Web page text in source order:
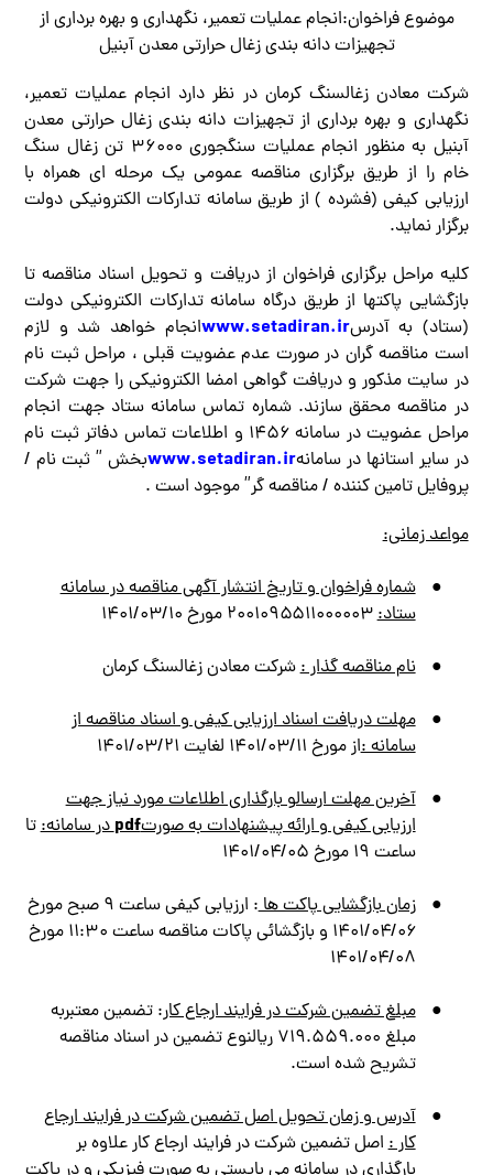
موضوع فراخوان:انجام عملیات تعمیر، نگهداری و بهره برداری از
تجهیزات دانه بندی زغال حرارتی معدن آبنیل
شركت معادن زغالسنگ كرمان در نظر دارد انجام عملیات تعمیر،
نگهداری و بهره برداری از تجهیزات دانه بندی زغال حرارتی معدن
آبنیل به منظور انجام عملیات سنگجوری ۳۶۰۰۰ تن زغال سنگ
خام را از طریق برگزاري مناقصه عمومي یک مرحله اي همراه با
ارزيابي كيفي (فشرده ) از طريق سامانه تدارکات الکترونیکی دولت
برگزار نماید.
کلیه مراحل برگزاری فراخوان از دریافت و تحویل اسناد مناقصه تا
بازگشایی پاکت­ها از طریق درگاه سامانه تدارکات الکترونیکی دولت
(ستاد) به آدرسwww.setadiran.irانجام خواهد شد و لازم
است مناقصه گران در صورت عدم عضويت قبلي ، مراحل ثبت نام
در سايت مذكور و دريافت گواهي امضا الكترونيكي را جهت شركت
در مناقصه محقق سازند. شماره تماس سامانه ستاد جهت انجام
مراحل عضويت در سامانه ۱۴۵۶ و اطلاعات تماس دفاتر ثبت نام
در ساير استانها در سامانهwww.setadiran.irبخش ” ثبت نام /
پروفايل تامين كننده / مناقصه گر” موجود است .
مواعد زمانی:
●
شماره فراخوان و تاريخ انتشار آگهي مناقصه در سامانه
ستاد:۲۰۰۱۰۹۵۵۱۱۰۰۰۰۰۳ مورخ ۱۴۰۱/۰۳/۱۰
● نام مناقصه گذار :شركت معادن زغالسنگ كرمان
●
مهلت دریافت اسناد ارزيابي كيفي و اسناد مناقصه از
سامانه :از مورخ ۱۴۰۱/۰۳/۱۱ لغايت ۱۴۰۱/۰۳/۲۱
●
آخرين مهلت ارسالو بارگذاري اطلاعات مورد نياز جهت
ارزيابي كيفي و ارائه پیشنهادات به صورتpdfدر سامانه:تا
ساعت ۱۹ مورخ ۱۴۰۱/۰۴/۰۵
● زمان بازگشایی پاکت ها
: ارزيابي كيفي ساعت ۹ صبح مورخ
۱۴۰۱/۰۴/۰۶ و بازگشائي پاكات مناقصه ساعت ۱۱:۳۰ مورخ
۱۴۰۱/۰۴/۰۸
● مبلغ تضمین شرکت در فرایند ارجاع کار: تضمين معتبربه
مبلغ ۷۱۹.۵۵۹.۰۰۰ ريالنوع تضمین در اسناد مناقصه
تشريح شده است.
●
آدرس و زمان تحويل اصل تضمين شركت در فرايند ارجاع
كار :اصل تضمين شركت در فرايند ارجاع كار علاوه بر